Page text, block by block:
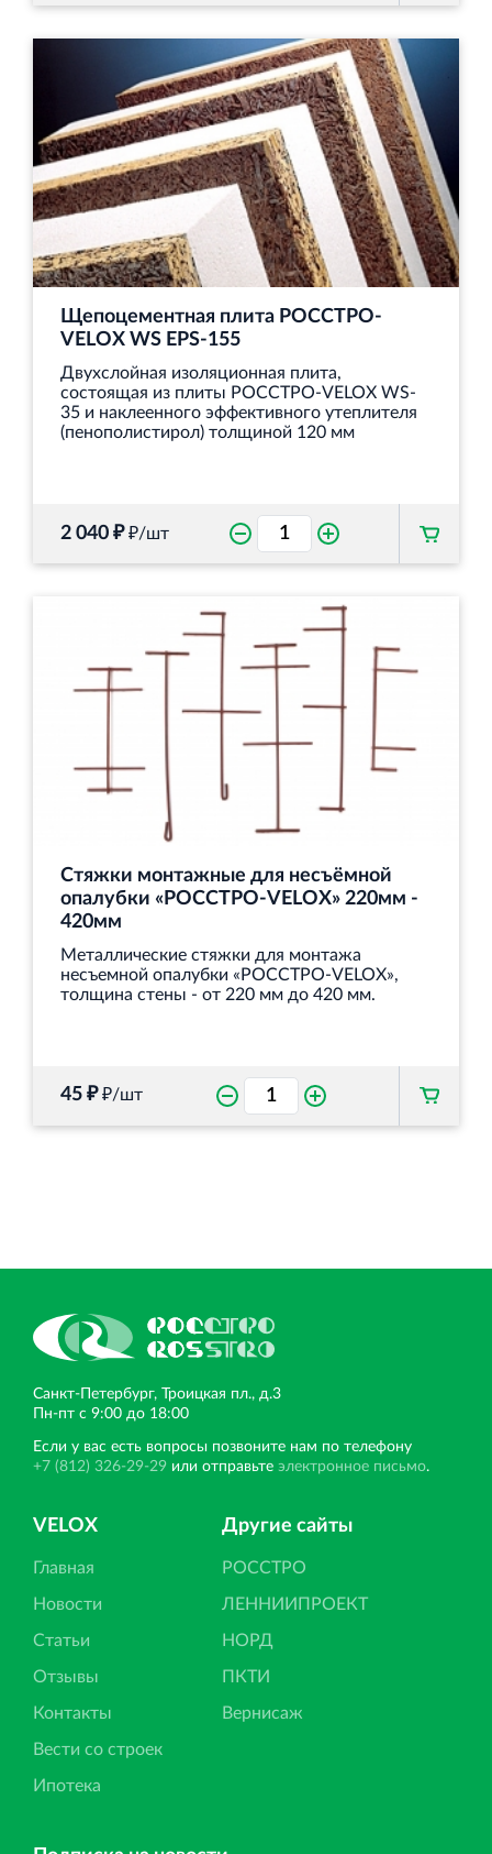
Щепоцементная плита РОССТРО-
VELOX WS EPS-155
Двухслойная изоляционная плита,
состоящая из плиты РОССТРО-VELOX WS-
35 и наклеенного эффективного утеплителя
(пенополистирол) толщиной 120 мм
2 040 ₽₽/шт
Стяжки монтажные для несъёмной
опалубки «РОССТРО-VELOX» 220мм -
420мм
Металлические стяжки для монтажа
несъемной опалубки «РОССТРО-VELOX»,
толщина стены - от 220 мм до 420 мм.
45 ₽₽/шт
Санкт‐Петербург, Троицкая пл., д.3
Пн‐пт с 9:00 до 18:00
Если у вас есть вопросы позвоните нам по телефону
+7 (812) 326-29-29 или отправьте электронное письмо.
VELOX
Главная
Новости
Статьи
Отзывы
Контакты
Вести со строек
Ипотека
Другие сайты
РОССТРО
ЛЕННИИПРОЕКТ
НОРД
ПКТИ
Вернисаж